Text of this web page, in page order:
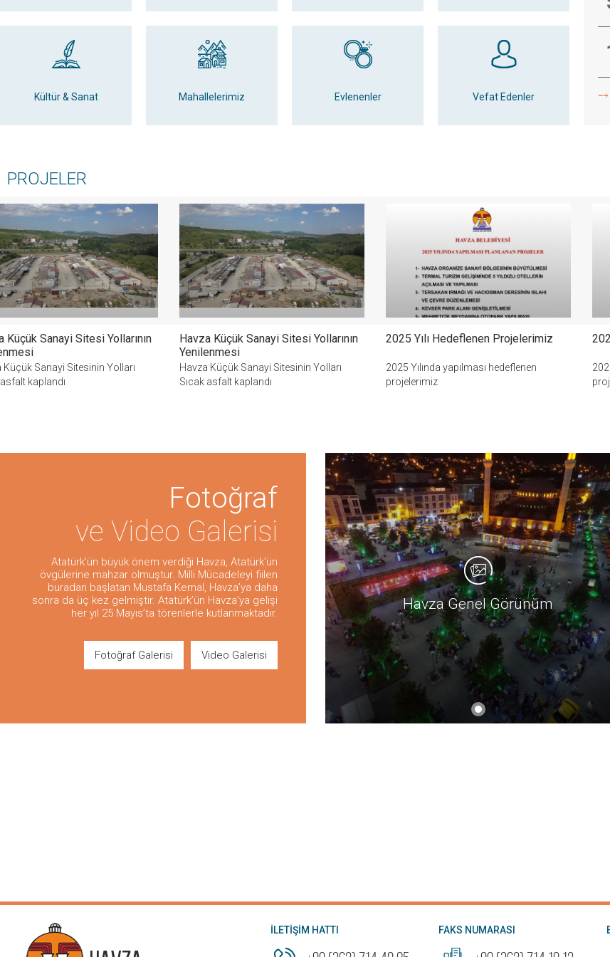
Kültür & Sanat Mahallelerimiz Evlenenler Vefat Edenler ⤍
PROJELER
Küçük Sanayi Sitesi Yollarının
Küçük Sanayi Sitesinin Yolları
kaplandı
Havza Küçük Sanayi Sitesi Yollarının
Yenilenmesi
Havza Küçük Sanayi Sitesinin Yolları
Sıcak asfalt kaplandı
2025 Yılı Hedeflenen Projelerimiz
2025 Yılında yapılması hedeflenen
projelerimiz
Fotoğraf
ve Video Galerisi
Atatürk’ün büyük önem verdiği Havza, Atatürk’ün
övgülerine mahzar olmuştur. Milli Mücadeleyi fiilen
buradan başlatan Mustafa Kemal, Havza’ya daha
sonra da üç kez gelmiştir. Atatürk’ün Havza’ya gelişi
her yıl 25 Mayıs’ta törenlerle kutlanmaktadır.
Fotoğraf Galerisi Video Galerisi
Havza Genel Görünüm
İLETİŞİM HATTI FAKS NUMARASI